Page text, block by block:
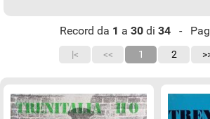
Record da 1 a 30di 34-
|< << 1 2